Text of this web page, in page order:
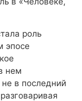
роль
эпосе
нем
в последний